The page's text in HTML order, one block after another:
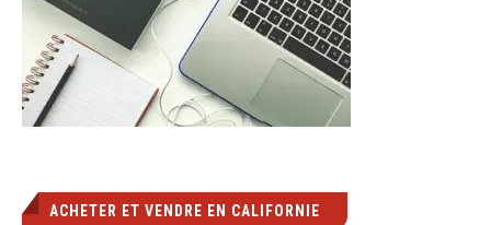
ACHETER ET VENDRE EN CALIFORNIE